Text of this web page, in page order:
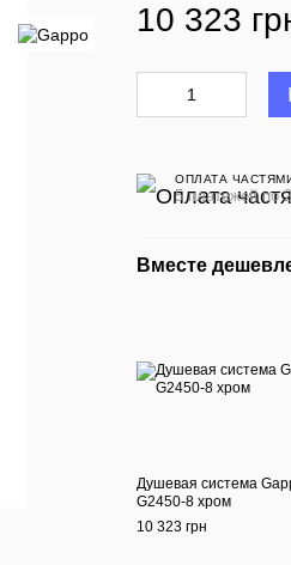
10 323
ОПЛАТА
5 платежей по
Вместе
Душевая система
G2450-8 хром
10 323 грн